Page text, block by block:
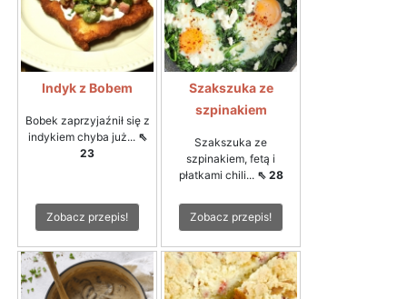
Indyk z Bobem
Bobek zaprzyjaźnił się z
indykiem chyba już... ⇖
23
Zobacz przepis!
Szakszuka ze
szpinakiem
Szakszuka ze
szpinakiem, fetą i
płatkami chili... ⇖ 28
Zobacz przepis!